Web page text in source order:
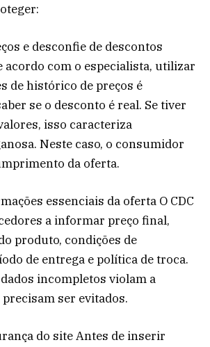
e desconfie de descontos
acordo com o especialista, utilizar
de histórico de preços é
se o desconto é real. Se tiver
isso caracteriza
Neste caso, o consumidor
da oferta.
essenciais da oferta O CDC
a informar preço final,
produto, condições de
de entrega e política de troca.
incompletos violam a
ser evitados.
do site Antes de inserir